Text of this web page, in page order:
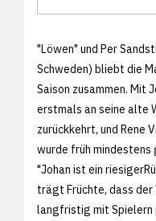
"Löwen" und Per
Schweden) bliebt die
Saison zusammen. Mit
erstmals an seine alte
zurückkehrt, und Rene
wurde früh
"Johan ist ein
trägt Früchte, dass
langfristig mit Spielern